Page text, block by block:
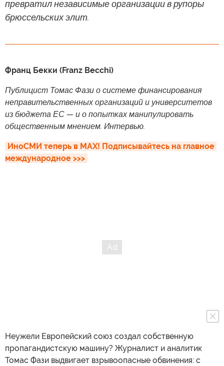
превратил независимые организации в рупоры
брюссельских элит.
Франц Бекки (Franz Becchi)
Публицист Томас Фази о системе финансирования
неправительственных организаций и университетов
из бюджета ЕС — и о попытках манипулировать
общественным мнением. Интервью.
ИноСМИ теперь в MAX! Подписывайтесь на главное
международное >>>
Неужели Европейский союз создал собственную
пропагандистскую машину? Журналист и аналитик
Томас Фази выдвигает взрывоопасные обвинения: с